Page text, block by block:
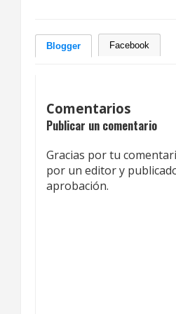
Blogger Facebook
Comentarios
Publicar un comentario
Gracias por tu
por un editor y
aprobación.